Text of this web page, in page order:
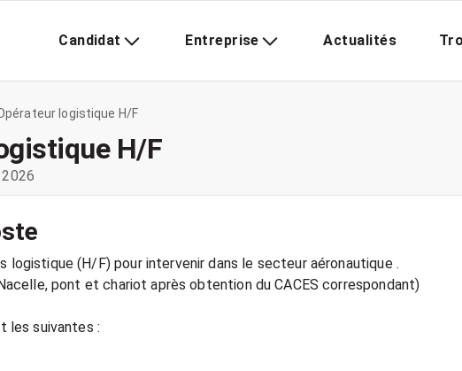
Candidat Entreprise Actualités
logistique H/F
H/F
logistique (H/F) pour intervenir dans le secteur aéronautique .
pont et chariot après obtention du CACES correspondant)
les suivantes :